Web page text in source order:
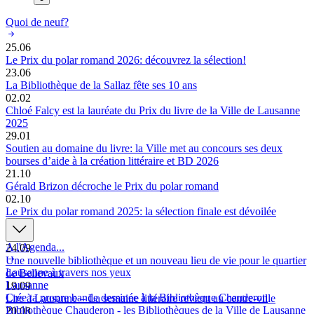
Quoi de neuf?
25.06
Le Prix du polar romand 2026: découvrez la sélection!
23.06
La Bibliothèque de la Sallaz fête ses 10 ans
02.02
Chloé Falcy est la lauréate du Prix du livre de la Ville de Lausanne
2025
29.01
Soutien au domaine du livre: la Ville met au concours ses deux
bourses d’aide à la création littéraire et BD 2026
21.10
Gérald Brizon décroche le Prix du polar romand
02.10
Le Prix du polar romand 2025: la sélection finale est dévoilée
24.09
Une nouvelle bibliothèque et un nouveau lieu de vie pour le quartier
de Bellevaux
19.09
Lire à Lausanne – La semaine littéraire revient au centre-ville
20.08
A l'Agenda...
Lausanne à travers nos yeux
Lausanne
Crée ta propre bande dessinée à la Bibliothèque Chauderon
Bibliothèque Chauderon - les Bibliothèques de la Ville de Lausanne